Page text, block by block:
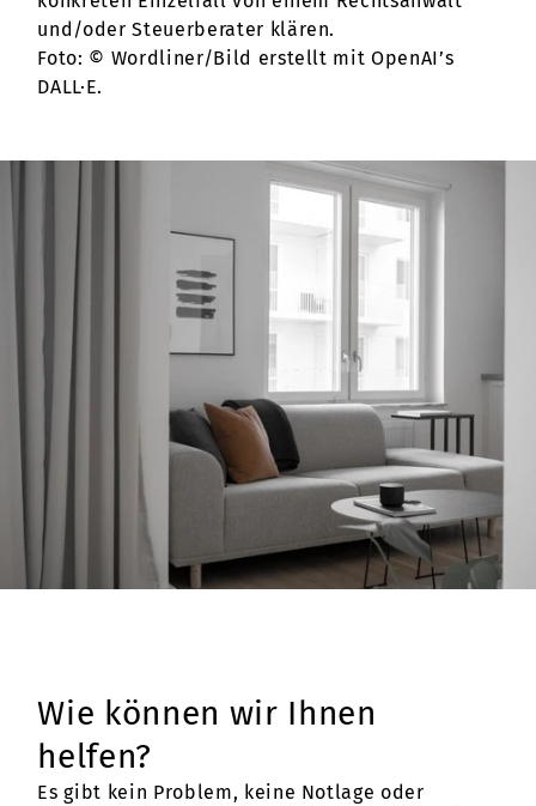
und/oder Steuerberater klären.
Foto: © Wordliner/Bild erstellt mit OpenAI’s
DALL·E.
Wie können wir Ihnen
helfen?
Es gibt kein Problem, keine Notlage oder